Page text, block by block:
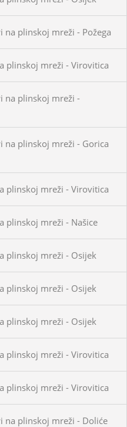
plinskoj mreži - Požega
plinskoj mreži - Virovitica
na plinskoj mreži -
plinskoj mreži - Gorica
plinskoj mreži - Virovitica
plinskoj mreži - Našice
plinskoj mreži - Osijek
plinskoj mreži - Osijek
plinskoj mreži - Osijek
plinskoj mreži - Virovitica
plinskoj mreži - Virovitica
na plinskoj mreži - Doliće